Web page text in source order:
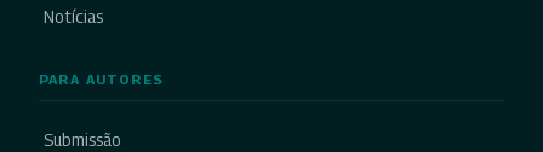
Notícias
PARA AUTORES
Submissão